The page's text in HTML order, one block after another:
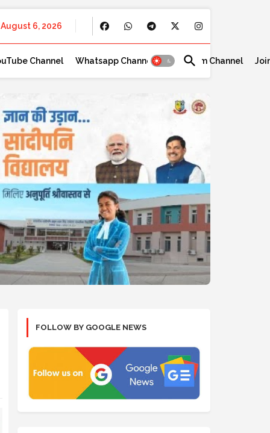
August 6, 2026
Channel Whatsapp Channel Telegram Channel
FOLLOW BY GOOGLE NEWS